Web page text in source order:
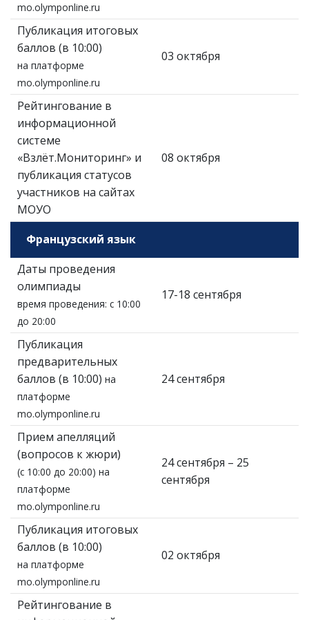
mo.olymponline.ru
Публикация итоговых
баллов (в 10:00)
на платформе
mo.olymponline.ru
03 октября
Рейтингование в
информационной
системе
«Взлёт.Мониторинг» и
публикация статусов
участников на сайтах
МОУО
08 октября
Французский язык
Даты проведения
олимпиады
время проведения: с 10:00
до 20:00
17-18 сентября
Публикация
предварительных
баллов (в 10:00) на
платформе
mo.olymponline.ru
24 сентября
Прием апелляций
(вопросов к жюри)
(с 10:00 до 20:00) на
платформе
mo.olymponline.ru
24 сентября – 25
сентября
Публикация итоговых
баллов (в 10:00)
на платформе
mo.olymponline.ru
02 октября
Рейтингование в